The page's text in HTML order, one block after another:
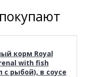
корм Royal
with fish
с рыбой), в соусе